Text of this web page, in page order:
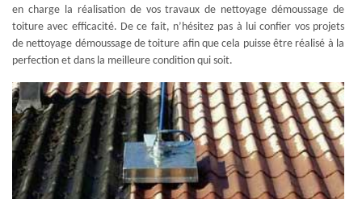
en charge la réalisation de vos travaux de nettoyage démoussage de
toiture avec efficacité. De ce fait, n’hésitez pas à lui confier vos projets
de nettoyage démoussage de toiture afin que cela puisse être réalisé à la
perfection et dans la meilleure condition qui soit.